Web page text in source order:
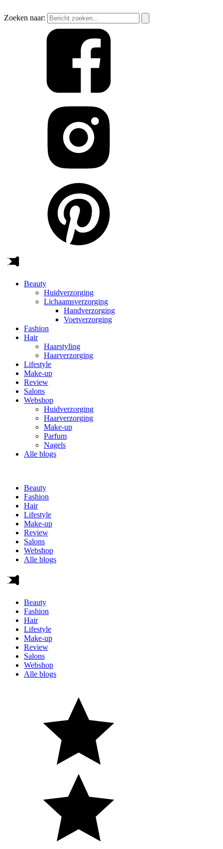
Zoeken naar:
Beauty
Huidverzorging
Lichaamsverzorging
Handverzorging
Voetverzorging
Fashion
Hair
Haarstyling
Haarverzorging
Lifestyle
Make-up
Review
Salons
Webshop
Huidverzorging
Haarverzorging
Make-up
Parfum
Nagels
Alle blogs
Beauty
Fashion
Hair
Lifestyle
Make-up
Review
Salons
Webshop
Alle blogs
Beauty
Fashion
Hair
Lifestyle
Make-up
Review
Salons
Webshop
Alle blogs